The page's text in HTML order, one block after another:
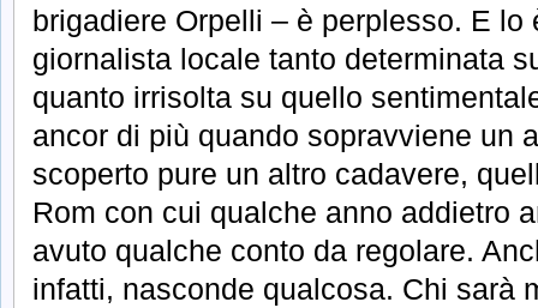
brigadiere Orpelli – è perplesso. E lo
giornalista locale tanto determinata
quanto irrisolta su quello
ancor di più quando sopravviene un
scoperto pure un altro cadavere,
Rom con cui qualche anno addietro
avuto qualche conto da regolare.
infatti, nasconde qualcosa. Chi sarà